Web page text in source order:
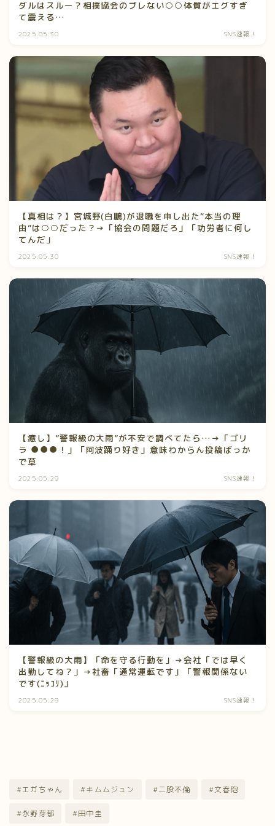
ダルはスルー？相撲協会のブレない○○体質がエグすぎ
て震える…
2025.05.30 SNS速報！
【真相は？】宮城野(白鵬)が退職を申し出た“本当の理
由”は○○だった？→「協会の問題だろ」「功労者に何し
てんだ」
2025.05.30 SNS速報！
【癒し】”警報級の大雨”が不安で調べてたら…→「ゴリ
ラ ●●●！」「阿波踊り好き」意味わからん投稿ばっか
で草
2025.05.29 SNS速報！
【警報級の大雨】「命を守る行動を」→会社「では早く
出勤してね？」→社畜「通常運転です」「警報関係ない
です(ﾆｯｺﾘ)」
2025.05.29 SNS速報！
#エガちゃん #キムムジュン #二股不倫 #文春砲
#永野芽郁 #田中圭